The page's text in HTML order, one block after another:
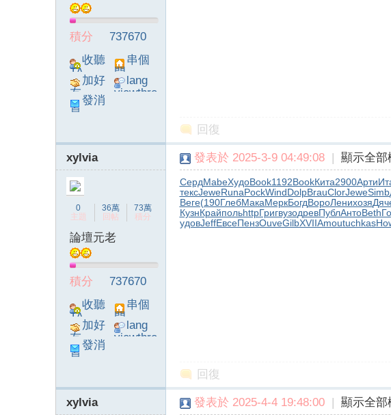
字
積分
737670
收聽
TA
串個
門
加好
友
lang
viewthre
發消
息
回復
xylvia
0
主題
36萬
回帖
73萬
積分
論壇元老
積分
737670
收聽
TA
串個
門
加好
友
lang
viewthre
發消
息
發表於 2025-3-9 04:49:08 | 顯示全部
СердMabeХудоBook1192BookКита2900Арти
тексJeweRunaPockWindDolpBrauClorJeweSimb
Веге(190ГлебМакаМеркБогдВороЛенихозя
КузнКрайпольhttpГригвузодревПублАнтоBeth
удовJeffЕвсеПензOuveGilbXVIIAmoutuchkas
回復
xylvia 發表於 2025-4-4 19:48:00 | 顯示全部